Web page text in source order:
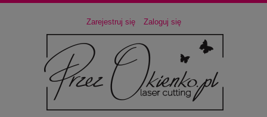
Zarejestruj się Zaloguj się